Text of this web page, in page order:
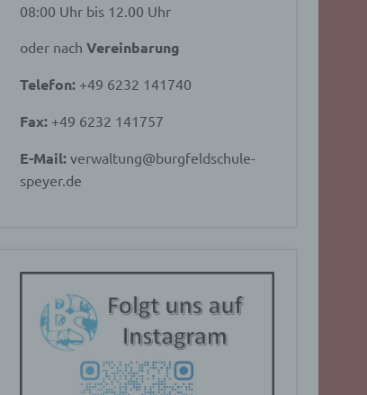
08:00 Uhr bis 12.00 Uhr
oder nachVereinbarung
Telefon: +49 6232 141740
Fax: +49 6232 141757
E-Mail: verwaltung@burgfeldschule-
speyer.de